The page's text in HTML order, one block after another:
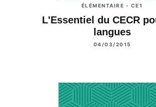
ÉLÉMENTAIRE - CE1
L'Essentiel du CECR
langues
04/03/2015